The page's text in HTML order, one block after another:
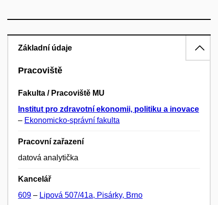
Základní údaje
Pracoviště
Fakulta / Pracoviště MU
Institut pro zdravotní ekonomii, politiku a inovace
– Ekonomicko-správní fakulta
Pracovní zařazení
datová analytička
Kancelář
609 – Lipová 507/41a, Pisárky, Brno